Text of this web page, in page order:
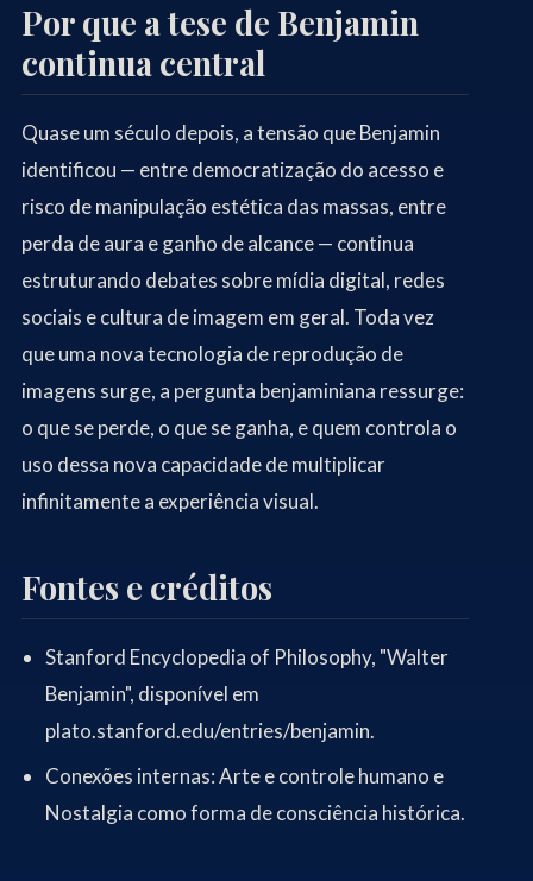
Por que a tese de Benjamin
continua central
Quase um século depois, a tensão que Benjamin
identificou — entre democratização do acesso e
risco de manipulação estética das massas, entre
perda de aura e ganho de alcance — continua
estruturando debates sobre mídia digital, redes
sociais e cultura de imagem em geral. Toda vez
que uma nova tecnologia de reprodução de
imagens surge, a pergunta benjaminiana ressurge:
o que se perde, o que se ganha, e quem controla o
uso dessa nova capacidade de multiplicar
infinitamente a experiência visual.
Fontes e créditos
Stanford Encyclopedia of Philosophy, "Walter
Benjamin", disponível em
plato.stanford.edu/entries/benjamin.
Conexões internas:Arte e controle humano e
Nostalgia como forma de consciência histórica.